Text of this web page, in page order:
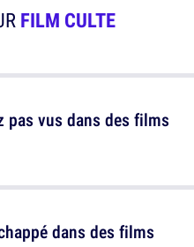
FILM CULTE
pas vus dans des films
dans des films